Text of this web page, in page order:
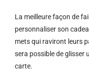
La meilleure façon de
personnaliser son
mets qui raviront leurs
sera possible de glisser
carte.